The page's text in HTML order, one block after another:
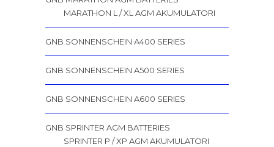
MARATHON L / XL AGM AKUMULATORI
GNB SONNENSCHEIN A400 SERIES
GNB SONNENSCHEIN A500 SERIES
GNB SONNENSCHEIN A600 SERIES
GNB SPRINTER AGM BATTERIES
SPRINTER P / XP AGM AKUMULATORI